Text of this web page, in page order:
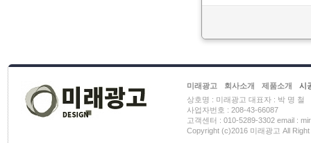
미래광고 회사소개 제품소개
시
상호명 : 미래광고 대표자 : 박 명 철
사업자번호 : 208-43-66087
고객센터 : 010-5289-3302 email :
Copyright (c)2016 미래광고 All